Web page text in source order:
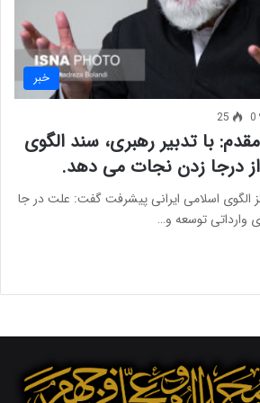
خبر
0
25
با تدبیر رهبری، سند الگوی
درجا زدن نجات می دهد.
الگوی اسلامی ایرانی پیشرفت گفت: علت در جا
وارداتی توسعه و…